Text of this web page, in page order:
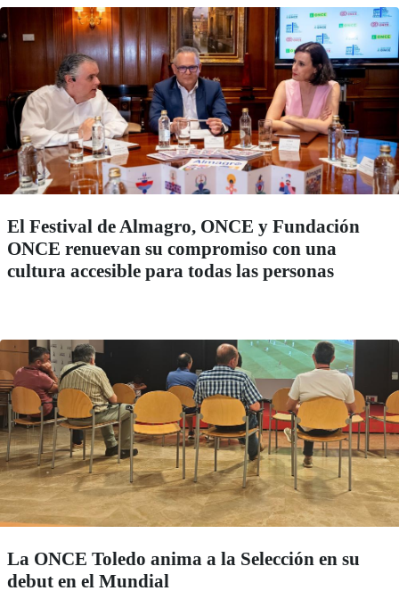
El Festival de Almagro, ONCE y Fundación
ONCE renuevan su compromiso con una
cultura accesible para todas las personas
La ONCE Toledo anima a la Selección en su
debut en el Mundial